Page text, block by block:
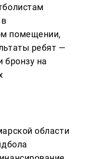
помещении,
ребят —
бронзу на
области